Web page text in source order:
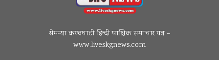
सेमन्या कण्वघाटी हिन्दी पाक्षिक समाचार पत्र –
www.liveskgnews.com